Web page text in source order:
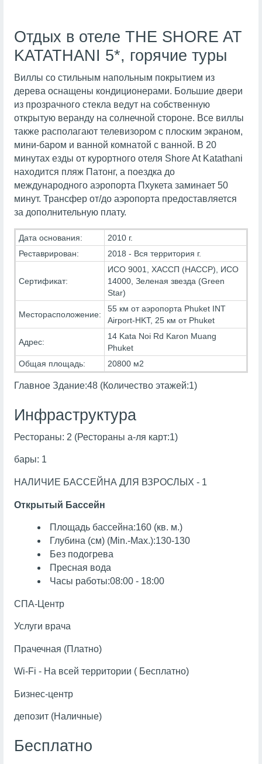
Отдых в отеле THE SHORE AT
KATATHANI 5*, горячие туры
Виллы со стильным напольным покрытием из
дерева оснащены кондиционерами. Большие двери
из прозрачного стекла ведут на собственную
открытую веранду на солнечной стороне. Все виллы
также располагают телевизором с плоским экраном,
мини-баром и ванной комнатой с ванной. В 20
минутах езды от курортного отеля Shore At Katathani
находится пляж Патонг, а поездка до
международного аэропорта Пхукета заминает 50
минут. Трансфер от/до аэропорта предоставляется
за дополнительную плату.
Дата основания:
2010 г.
Реставрирован:
2018 - Вся территория г.
Сертификат:
ИСО 9001, ХАССП (HACCP), ИСО
14000, Зеленая звезда (Green
Star)
Месторасположение:
55 км от аэропорта Phuket INT
Airport-HKT, 25 км от Phuket
Адрес:
14 Kata Noi Rd Karon Muang
Phuket
Общая площадь:
20800 м2
Главное Здание:48 (Количество этажей:1)
Инфраструктура
Рестораны: 2 (Рестораны а-ля карт:1)
бары: 1
НАЛИЧИЕ БАССЕЙНА ДЛЯ ВЗРОСЛЫХ - 1
Открытый Бассейн
Площадь бассейна:160 (кв. м.)
Глубина (см) (Min.-Max.):130-130
Без подогрева
Пресная вода
Часы работы:08:00 - 18:00
СПА-Центр
Услуги врача
Прачечная (Платно)
Wi-Fi - На всей территории ( Бесплатно)
Бизнес-центр
депозит (Наличные)
Бесплатно